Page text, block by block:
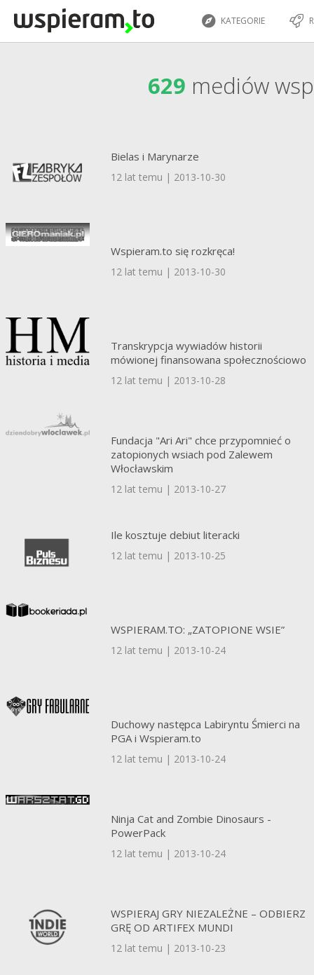
KATEGORIE
629 mediów
Bielas i Marynarze
12 lat temu | 2013-10-30
Wspieram.to się rozkręca!
12 lat temu | 2013-10-30
Transkrypcja wywiadów historii
mówionej finansowana społecznościowo
12 lat temu | 2013-10-28
Fundacja "Ari Ari" chce przypomnieć o
zatopionych wsiach pod Zalewem
Włocławskim
12 lat temu | 2013-10-27
Ile kosztuje debiut literacki
12 lat temu | 2013-10-25
WSPIERAM.TO: „ZATOPIONE WSIE”
12 lat temu | 2013-10-24
Duchowy następca Labiryntu Śmierci na
PGA i Wspieram.to
12 lat temu | 2013-10-24
Ninja Cat and Zombie Dinosaurs -
PowerPack
12 lat temu | 2013-10-24
WSPIERAJ GRY NIEZALEŻNE – ODBIERZ
GRĘ OD ARTIFEX MUNDI
12 lat temu | 2013-10-23